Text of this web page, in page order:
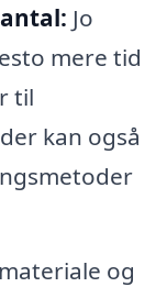
Jo
mere tid
til
kan også
og